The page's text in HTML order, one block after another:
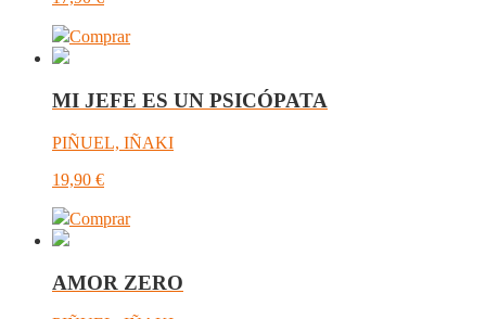
Comprar
MI JEFE ES UN PSICÓPATA
PIÑUEL, IÑAKI
19,90 €
Comprar
AMOR ZERO